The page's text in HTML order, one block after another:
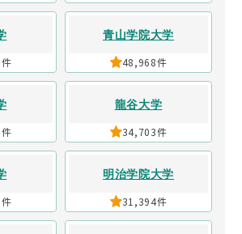
青山学院大学
48,968件
龍谷大学
34,703件
明治学院大学
31,394件